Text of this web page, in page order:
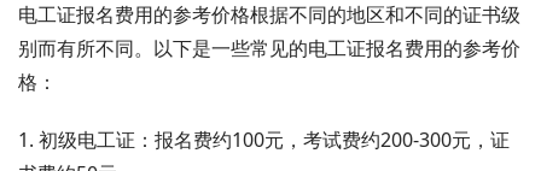
电工证报名费用的参考价格根据不同的地区和不同的证书级
别而有所不同。以下是一些常见的电工证报名费用的参考价
格：
1. 初级电工证：报名费约100元，考试费约200-300元，证